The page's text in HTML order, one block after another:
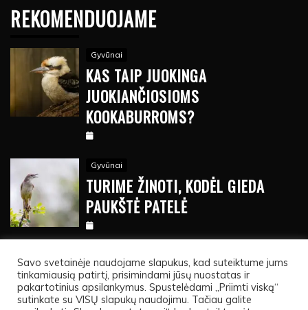
REKOMENDUOJAME
Gyvūnai
KAS TAIP JUOKINGA
JUOKIANČIOSIOMS
KOOKABURROMS?
Gyvūnai
TURIME ŽINOTI, KODĖL GIEDA
PAUKŠTĖ PATELĖ
Savo svetainėje naudojame slapukus, kad suteiktume jums
tinkamiausią patirtį, prisimindami jūsų nuostatas ir
pakartotinius apsilankymus. Spustelėdami „Priimti viską“
sutinkate su VISŲ slapukų naudojimu. Tačiau galite